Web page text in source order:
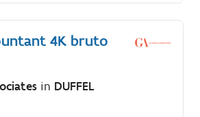
stabiele en toekomstgerichte
dienstverleningssector
Accountant die zin heeft in een
4K bruto
in DUFFEL